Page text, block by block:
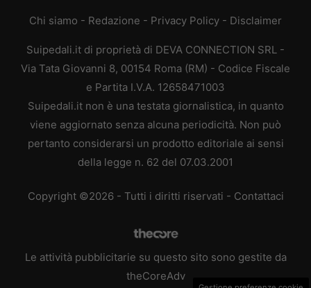
Chi siamo - Redazione - Privacy Policy - Disclaimer
Suipedali.it di proprietà di DEVA CONNECTION SRL -
Via Tata Giovanni 8, 00154 Roma (RM) - Codice Fiscale
e Partita I.V.A. 12658471003
Suipedali.it non è una testata giornalistica, in quanto
viene aggiornato senza alcuna periodicità. Non può
pertanto considerarsi un prodotto editoriale ai sensi
della legge n. 62 del 07.03.2001
Copyright ©2026 - Tutti i diritti riservati - Contattaci
Le attività pubblicitarie su questo sito sono gestite da
theCoreAdv